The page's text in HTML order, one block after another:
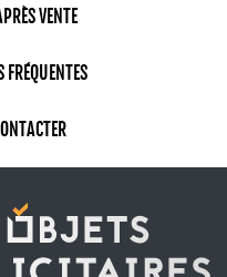
VENTE
FRÉQUENTES